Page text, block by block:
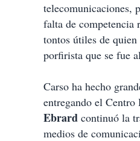
telecomunicaciones,
falta de competencia
tontos útiles de
porfirista que se fue
Carso ha hecho
entregando el
Ebrard continuó la
medios de